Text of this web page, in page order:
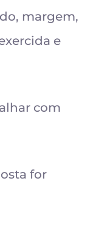
margem,
e
com
for